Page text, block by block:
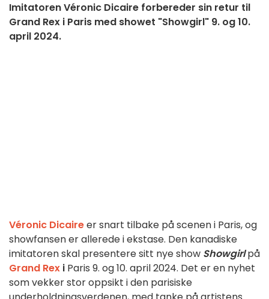
Imitatoren Véronic Dicaire forbereder sin retur til
Grand Rex i Paris med showet "Showgirl" 9. og 10.
april 2024.
Véronic Dicaireer snart tilbake på scenen i Paris, og
showfansen er allerede i ekstase. Den kanadiske
imitatoren skal presentere sitt nye show Showgirlpå
Grand Rex i Paris 9. og 10. april 2024. Det er en nyhet
som vekker stor oppsikt i den parisiske